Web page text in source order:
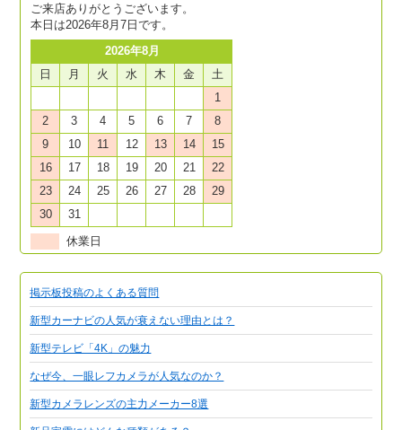
ご来店ありがとうございます。
本日は2026年8月7日です。
2026年8月
日
月 火 水 木 金
土
1
2
3 4 5 6 7
8
9
10 11 12 13 14
15
16
17 18 19 20 21
22
23
24 25 26 27 28
29
30
31
休業日
掲示板投稿のよくある質問
新型カーナビの人気が衰えない理由とは？
新型テレビ「4K」の魅力
なぜ今、一眼レフカメラが人気なのか？
新型カメラレンズの主力メーカー8選